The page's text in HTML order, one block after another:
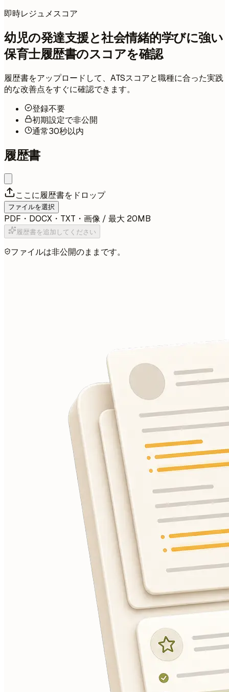
即時レジュメスコア
幼児の発達支援と社会情緒的学びに強い
保育士履歴書のスコアを確認
履歴書をアップロードして、ATSスコアと職種に合った実践
的な改善点をすぐに確認できます。
登録不要
初期設定で非公開
通常30秒以内
履歴書
ここに履歴書をドロップ
ファイルを選択
PDF・DOCX・TXT・画像 / 最大 20MB
履歴書を追加してください
ファイルは非公開のままです。